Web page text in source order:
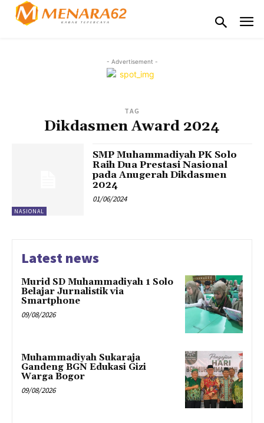
- Advertisement -
TAG
Dikdasmen Award 2024
NASIONAL
SMP Muhammadiyah PK Solo
Raih Dua Prestasi Nasional
pada Anugerah Dikdasmen
2024
01/06/2024
Latest news
Murid SD Muhammadiyah 1 Solo
Belajar Jurnalistik via
Smartphone
09/08/2026
Muhammadiyah Sukaraja
Gandeng BGN Edukasi Gizi
Warga Bogor
09/08/2026